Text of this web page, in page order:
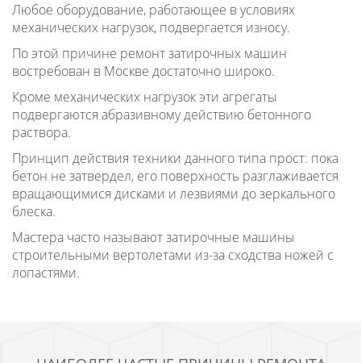
Любое оборудование, работающее в условиях
механических нагрузок, подвергается износу.
По этой причине ремонт затирочных машин
востребован в Москве достаточно широко.
Кроме механических нагрузок эти агрегаты
подвергаются абразивному действию бетонного
раствора.
Принцип действия техники данного типа прост: пока
бетон не затвердел, его поверхность разглаживается
вращающимися дисками и лезвиями до зеркального
блеска.
Мастера часто называют затирочные машины
строительными вертолетами из-за сходства ножей с
лопастями.